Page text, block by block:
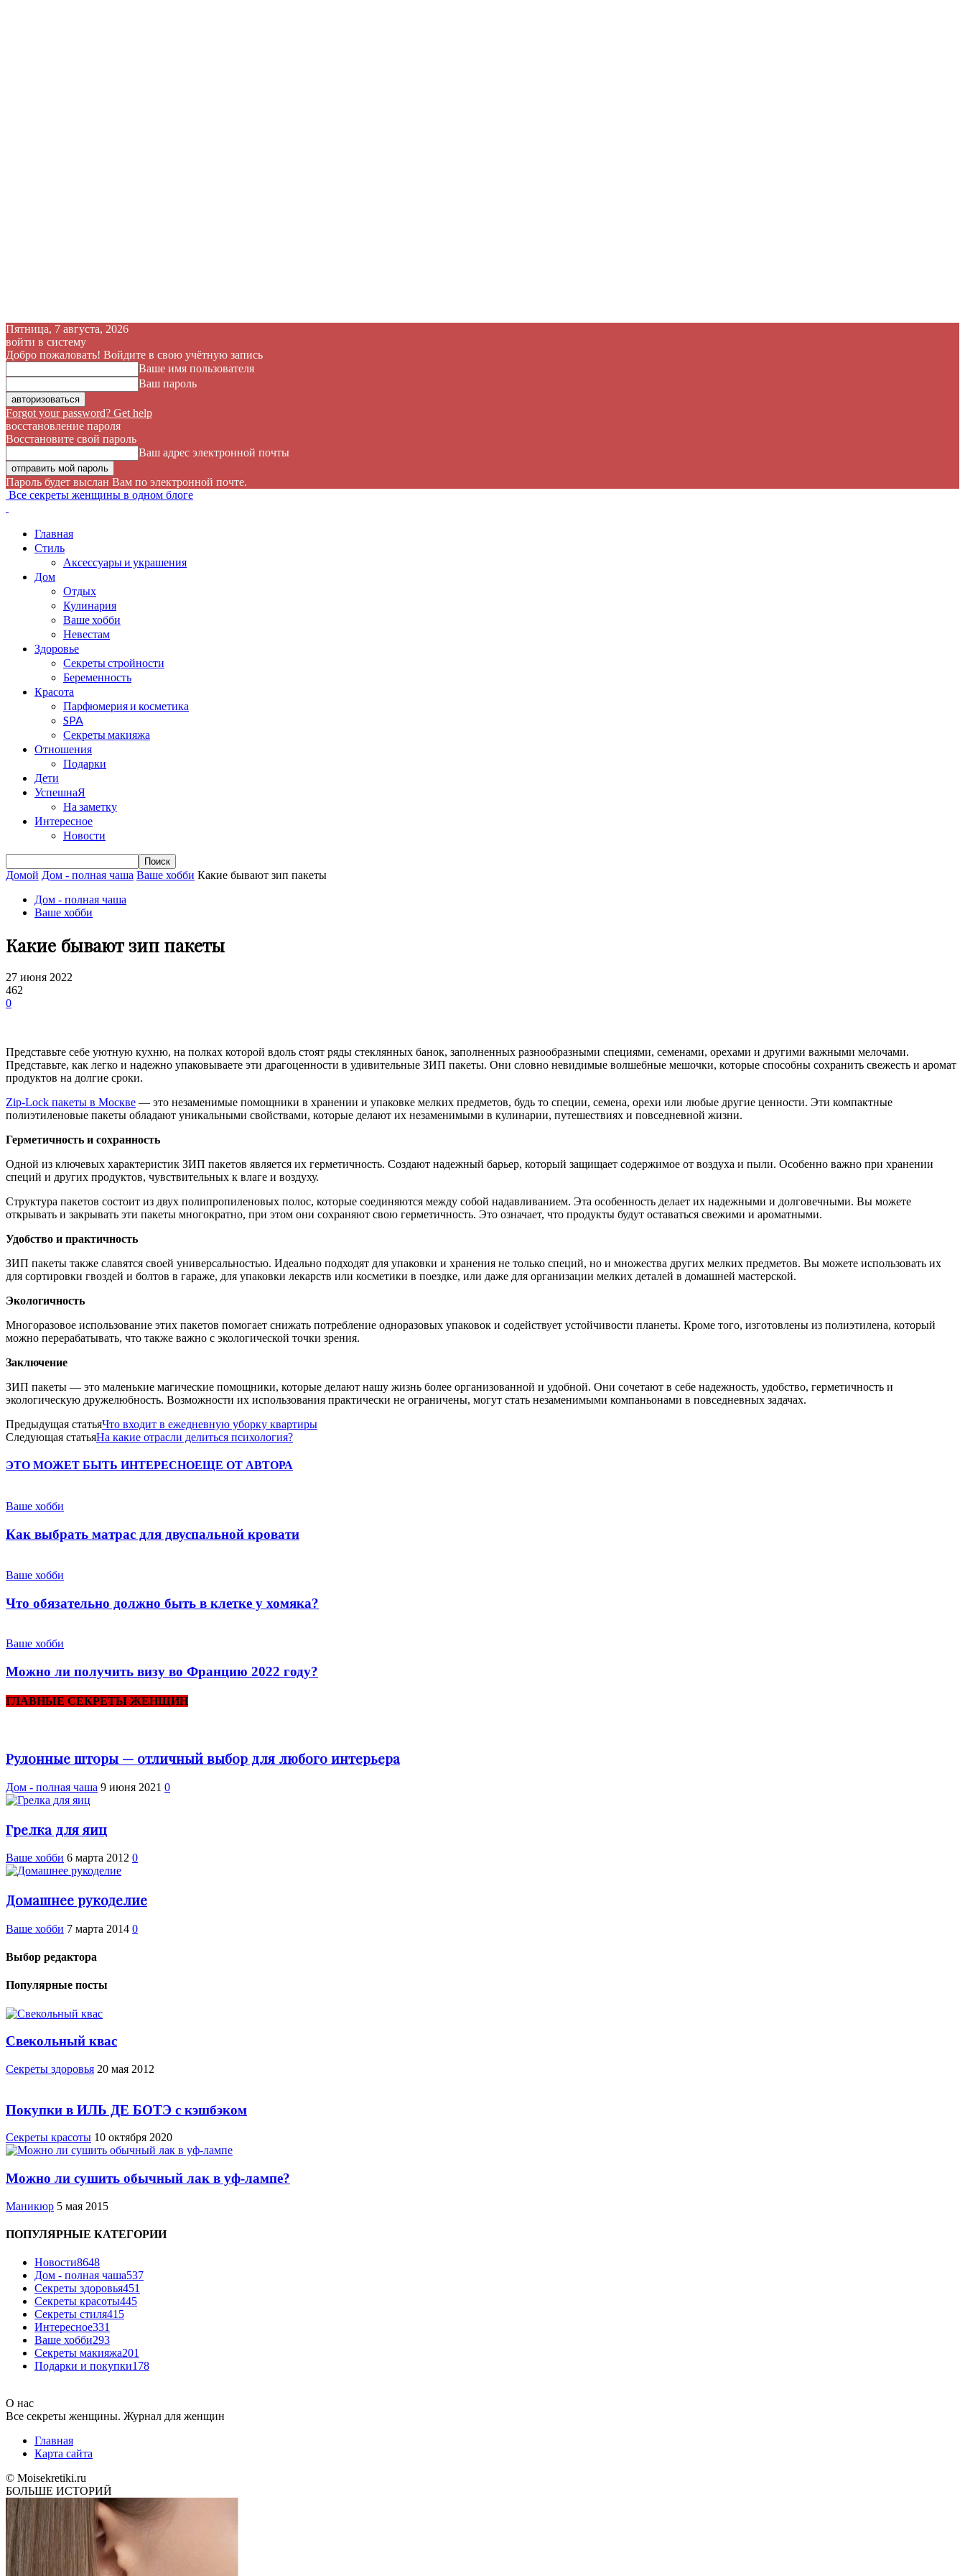
Пятница, 7 августа, 2026
войти в систему
Добро пожаловать! Войдите в свою учётную запись
Ваше имя пользователя
Ваш пароль
Forgot your password? Get help
восстановление пароля
Восстановите свой пароль
Ваш адрес электронной почты
Пароль будет выслан Вам по электронной почте.
Все секреты женщины в одном блоге
Главная
Стиль
Аксессуары и украшения
Дом
Отдых
Кулинария
Ваше хобби
Невестам
Здоровье
Секреты стройности
Беременность
Красота
Парфюмерия и косметика
SPA
Секреты макияжа
Отношения
Подарки
Дети
УспешнаЯ
На заметку
Интересное
Новости
Домой Дом - полная чаша Ваше хобби Какие бывают зип пакеты
Дом - полная чаша
Ваше хобби
Какие бывают зип пакеты
27 июня 2022
462
0
Представьте себе уютную кухню, на полках которой вдоль стоят ряды стеклянных банок, заполненных разнообразными специями, семенами, орехами и другими важными мелочами.
Представьте, как легко и надежно упаковываете эти драгоценности в удивительные ЗИП пакеты. Они словно невидимые волшебные мешочки, которые способны сохранить свежесть и аромат
продуктов на долгие сроки.
Zip-Lock пакеты в Москве — это незаменимые помощники в хранении и упаковке мелких предметов, будь то специи, семена, орехи или любые другие ценности. Эти компактные
полиэтиленовые пакеты обладают уникальными свойствами, которые делают их незаменимыми в кулинарии, путешествиях и повседневной жизни.
Герметичность и сохранность
Одной из ключевых характеристик ЗИП пакетов является их герметичность. Создают надежный барьер, который защищает содержимое от воздуха и пыли. Особенно важно при хранении
специй и других продуктов, чувствительных к влаге и воздуху.
Структура пакетов состоит из двух полипропиленовых полос, которые соединяются между собой надавливанием. Эта особенность делает их надежными и долговечными. Вы можете
открывать и закрывать эти пакеты многократно, при этом они сохраняют свою герметичность. Это означает, что продукты будут оставаться свежими и ароматными.
Удобство и практичность
ЗИП пакеты также славятся своей универсальностью. Идеально подходят для упаковки и хранения не только специй, но и множества других мелких предметов. Вы можете использовать их
для сортировки гвоздей и болтов в гараже, для упаковки лекарств или косметики в поездке, или даже для организации мелких деталей в домашней мастерской.
Экологичность
Многоразовое использование этих пакетов помогает снижать потребление одноразовых упаковок и содействует устойчивости планеты. Кроме того, изготовлены из полиэтилена, который
можно перерабатывать, что также важно с экологической точки зрения.
Заключение
ЗИП пакеты — это маленькие магические помощники, которые делают нашу жизнь более организованной и удобной. Они сочетают в себе надежность, удобство, герметичность и
экологическую дружелюбность. Возможности их использования практически не ограничены, могут стать незаменимыми компаньонами в повседневных задачах.
Предыдущая статьяЧто входит в ежедневную уборку квартиры
Следующая статьяНа какие отрасли делиться психология?
ЭТО МОЖЕТ БЫТЬ ИНТЕРЕСНОЕЩЕ ОТ АВТОРА
Ваше хобби
Как выбрать матрас для двуспальной кровати
Ваше хобби
Что обязательно должно быть в клетке у хомяка?
Ваше хобби
Можно ли получить визу во Францию 2022 году?
ГЛАВНЫЕ СЕКРЕТЫ ЖЕНЩИН
Рулонные шторы — отличный выбор для любого интерьера
Дом - полная чаша 9 июня 2021 0
Грелка для яиц
Ваше хобби 6 марта 2012 0
Домашнее рукоделие
Ваше хобби 7 марта 2014 0
Выбор редактора
Популярные посты
Свекольный квас
Cекреты здоровья 20 мая 2012
Покупки в ИЛЬ ДЕ БОТЭ с кэшбэком
Секреты красоты 10 октября 2020
Можно ли сушить обычный лак в уф-лампе?
Маникюр 5 мая 2015
ПОПУЛЯРНЫЕ КАТЕГОРИИ
Новости8648
Дом - полная чаша537
Cекреты здоровья451
Секреты красоты445
Секреты стиля415
Интересное331
Ваше хобби293
Секреты макияжа201
Подарки и покупки178
О нас
Все секреты женщины. Журнал для женщин
Главная
Карта сайта
© Moisekretiki.ru
БОЛЬШЕ ИСТОРИЙ